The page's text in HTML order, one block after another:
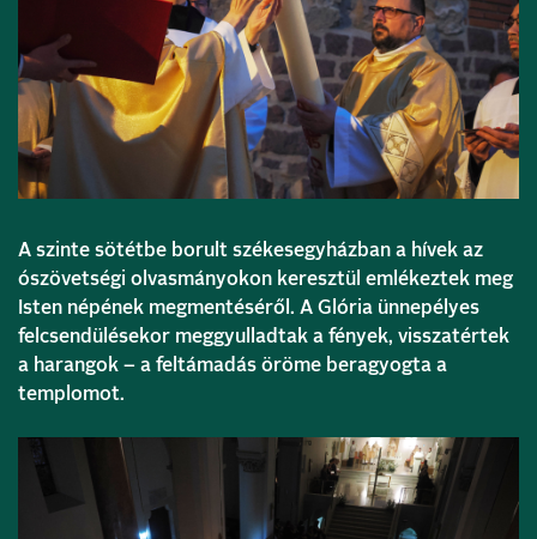
A szinte sötétbe borult székesegyházban a hívek az
ószövetségi olvasmányokon keresztül emlékeztek meg
Isten népének megmentéséről. A Glória ünnepélyes
felcsendülésekor meggyulladtak a fények, visszatértek
a harangok – a feltámadás öröme beragyogta a
templomot.